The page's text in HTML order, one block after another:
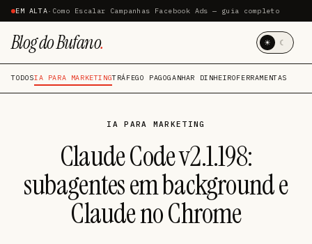
EM ALTA· Como Escalar Campanhas Facebook Ads — guia completo
Blog do Bufano. ☀ ☾
TODOSIA PARA MARKETINGTRÁFEGO PAGOGANHAR DINHEIROFERRAMENTAS
IA PARA MARKETING
Claude Code v2.1.198:
subagentes em background e
Claude no Chrome